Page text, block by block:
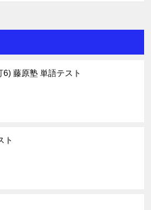
藤原塾 単語テスト
ト